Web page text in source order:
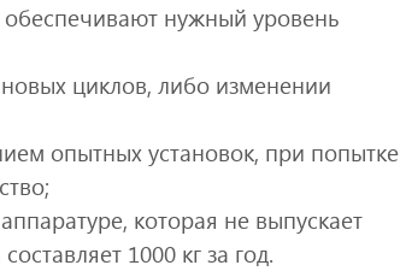
нужный уровень
циклов, либо изменении
опытных установок, при попытке
которая не выпускает
1000 кг за год.